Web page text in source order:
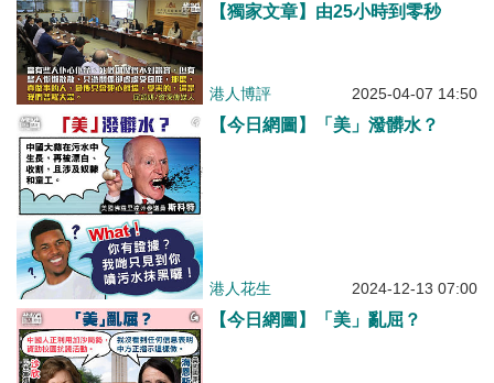
【獨家文章】由25小時到零秒
港人博評 2025-04-07 14:50
【今日網圖】「美」潑髒水？
港人花生 2024-12-13 07:00
【今日網圖】「美」亂屈？